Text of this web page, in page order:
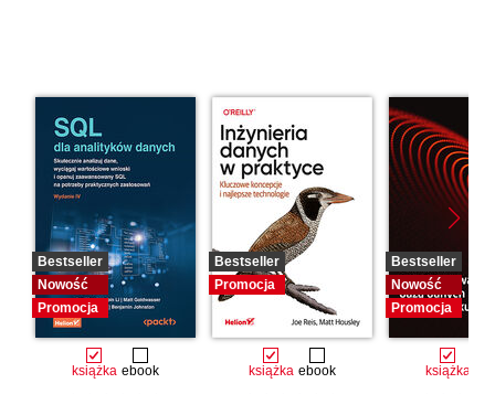
Bestseller
Nowość
Promocja
książka ebook
Bestseller
Promocja
książka ebook
Bestseller
Nowość
Promocja
książka